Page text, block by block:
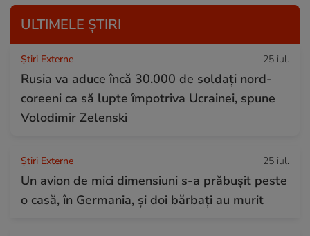
ULTIMELE ȘTIRI
Știri Externe 25 iul.
Rusia va aduce încă 30.000 de soldaţi nord-
coreeni ca să lupte împotriva Ucrainei, spune
Volodimir Zelenski
Știri Externe 25 iul.
Un avion de mici dimensiuni s-a prăbușit peste
o casă, în Germania, și doi bărbați au murit